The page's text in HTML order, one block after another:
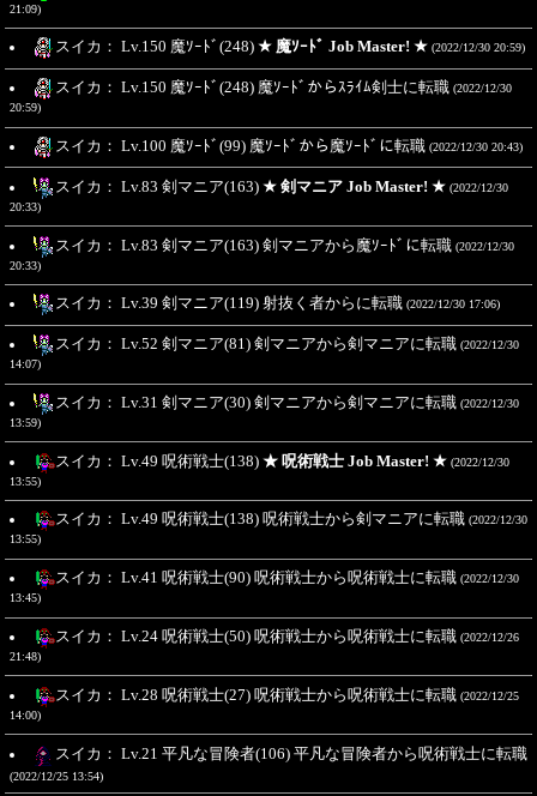
21:09)
スイカ： Lv.150 魔ｿｰﾄﾞ(248) ★ 魔ｿｰﾄﾞ Job Master! ★ (2022/12/30 20:59)
スイカ： Lv.150 魔ｿｰﾄﾞ(248) 魔ｿｰﾄﾞからｽﾗｲﾑ剣士に転職 (2022/12/30
20:59)
スイカ： Lv.100 魔ｿｰﾄﾞ(99) 魔ｿｰﾄﾞから魔ｿｰﾄﾞに転職 (2022/12/30 20:43)
スイカ： Lv.83 剣マニア(163) ★ 剣マニア Job Master! ★ (2022/12/30
20:33)
スイカ： Lv.83 剣マニア(163) 剣マニアから魔ｿｰﾄﾞに転職 (2022/12/30
20:33)
スイカ： Lv.39 剣マニア(119) 射抜く者からに転職 (2022/12/30 17:06)
スイカ： Lv.52 剣マニア(81) 剣マニアから剣マニアに転職 (2022/12/30
14:07)
スイカ： Lv.31 剣マニア(30) 剣マニアから剣マニアに転職 (2022/12/30
13:59)
スイカ： Lv.49 呪術戦士(138) ★ 呪術戦士 Job Master! ★ (2022/12/30
13:55)
スイカ： Lv.49 呪術戦士(138) 呪術戦士から剣マニアに転職 (2022/12/30
13:55)
スイカ： Lv.41 呪術戦士(90) 呪術戦士から呪術戦士に転職 (2022/12/30
13:45)
スイカ： Lv.24 呪術戦士(50) 呪術戦士から呪術戦士に転職 (2022/12/26
21:48)
スイカ： Lv.28 呪術戦士(27) 呪術戦士から呪術戦士に転職 (2022/12/25
14:00)
スイカ： Lv.21 平凡な冒険者(106) 平凡な冒険者から呪術戦士に転職
(2022/12/25 13:54)